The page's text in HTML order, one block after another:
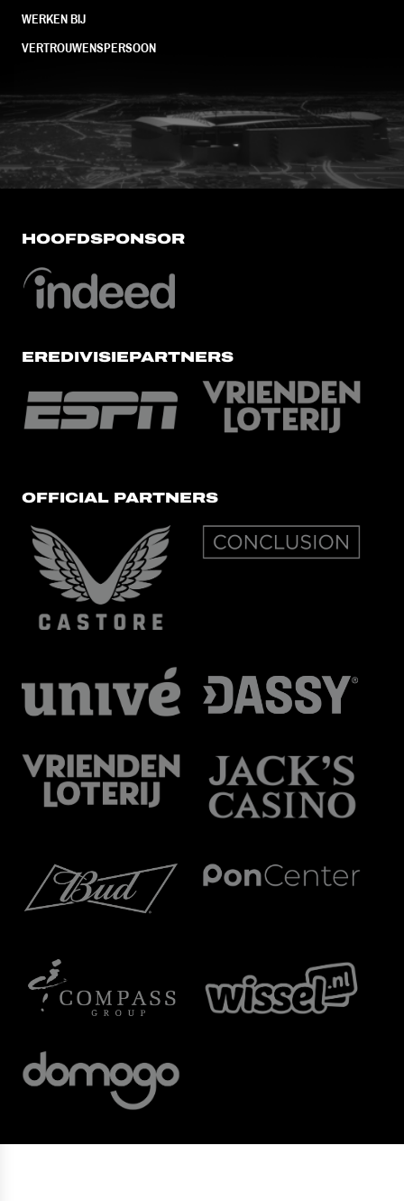
WERKEN BIJ
VERTROUWENSPERSOON
FC Utrecht<br>vanuit<br>het
HOOFDSPONSOR
EREDIVISIEPARTNERS
OFFICIAL PARTNERS